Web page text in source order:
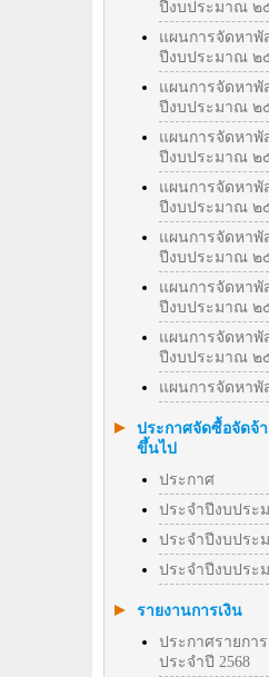
ปีงบประมาณ ๒
แผนการจัดหาพั
ปีงบประมาณ ๒
แผนการจัดหาพั
ปีงบประมาณ ๒
แผนการจัดหาพั
ปีงบประมาณ ๒
แผนการจัดหาพั
ปีงบประมาณ ๒
แผนการจัดหาพั
ปีงบประมาณ ๒
แผนการจัดหาพั
ปีงบประมาณ
แผนการจัดหาพั
ปีงบประมาณ
แผนการจัดหาพั
ประกาศจัดซื้อจัดจ้
ขึ้นไป
ประกาศ
ประจำปีงบประ
ประจำปีงบประ
ประจำปีงบประ
รายงานการเงิน
ประกาศรายกา
ประจำปี 2568